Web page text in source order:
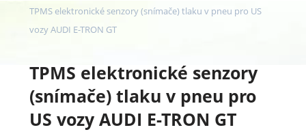
TPMS elektronické senzory (snímače) tlaku v pneu pro US
vozy AUDI E-TRON GT
TPMS elektronické senzory
(snímače) tlaku v pneu pro
US vozy AUDI E-TRON GT